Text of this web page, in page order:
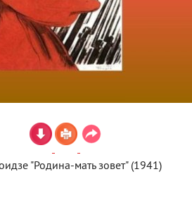
"Родина-мать зовет" (1941)